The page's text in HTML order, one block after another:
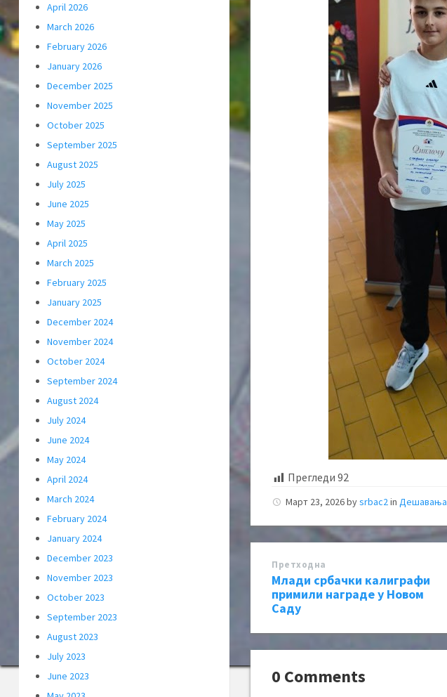
Прегледи 92
Март 23, 2026bysrbac2 in Дешавања
Претходна
Млади србачки калиграфи
примили награде у Новом
Саду
0 Comments
April 2026
March 2026
February 2026
January 2026
December 2025
November 2025
October 2025
September 2025
August 2025
July 2025
June 2025
May 2025
April 2025
March 2025
February 2025
January 2025
December 2024
November 2024
October 2024
September 2024
August 2024
July 2024
June 2024
May 2024
April 2024
March 2024
February 2024
January 2024
December 2023
November 2023
October 2023
September 2023
August 2023
July 2023
June 2023